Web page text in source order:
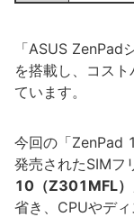
「ASUS ZenPad
を搭載し、コス
ています。
今回の「ZenPad
発売されたSIMフ
10（Z301MFL）
省き、CPUやデ